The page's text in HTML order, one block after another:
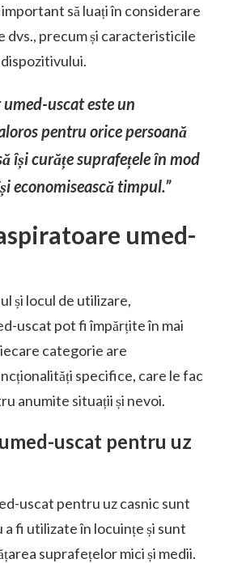
să luați în considerare
dvs., precum și caracteristicile
uscat este un
pentru orice persoană
își curățe suprafețele în mod
economisească timpul.”
umed-
și locul de utilizare,
uscat pot fi împărțite în mai
categorie are
specifice, care le fac
anumite situații și nevoi.
uscat pentru uz
uscat pentru uz casnic sunt
fi utilizate în locuințe și sunt
suprafețelor mici și medii.